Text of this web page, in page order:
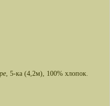
, 5-ка (4,2м), 100% хлопок.